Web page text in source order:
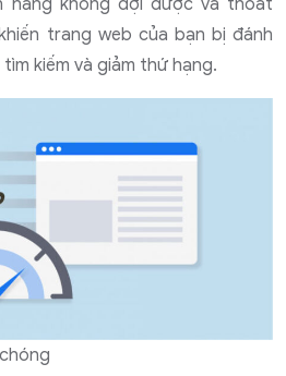
trang web của bạn bị đánh
kiếm và giảm thứ hạng.